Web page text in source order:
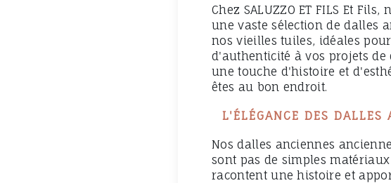
Chez SALUZZO ET FILS Et
une vaste sélection de dalles
nos vieilles tuiles, idéales
d'authenticité à vos projets
une touche d'histoire et
êtes au bon endroit.
L'ÉLÉGANCE DES DALLES
Nos dalles anciennes
sont pas de simples
racontent une histoire et